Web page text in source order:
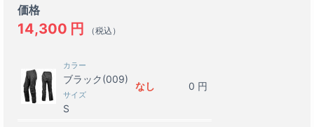
価格
14,300 円 （税込）
カラー
ブラック(009)
サイズ
S
なし 0 円